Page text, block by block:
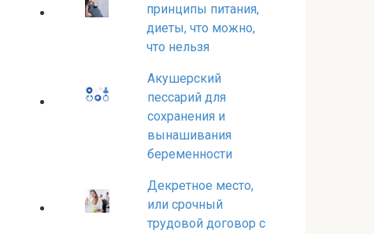
принципы питания,
диеты, что можно,
что нельзя
Акушерский
пессарий для
сохранения и
вынашивания
беременности
Декретное место,
или срочный
трудовой договор с